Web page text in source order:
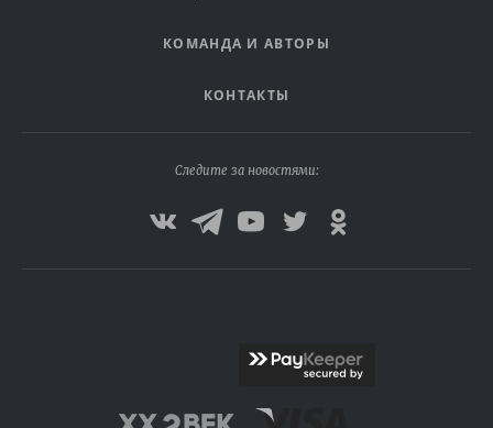
КОМАНДА И АВТОРЫ
КОНТАКТЫ
Следите за новостями: